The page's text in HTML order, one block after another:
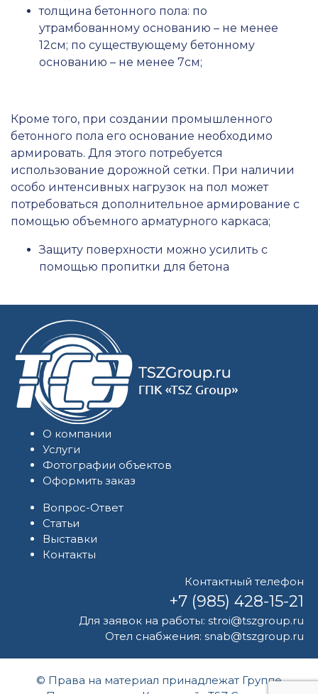
толщина бетонного пола: по
утрамбованному основанию – не менее
12см; по существующему бетонному
основанию – не менее 7см;
Кроме того, при создании промышленного
бетонного пола его основание необходимо
армировать. Для этого потребуется
использование дорожной сетки. При наличии
особо интенсивных нагрузок на пол может
потребоваться дополнительное армирование с
помощью объемного арматурного каркаса;
Защиту поверхности можно усилить с
помощью пропитки для бетона
О компании
Услуги
Фотографии объектов
Оформить заказ
Вопрос-Ответ
Статьи
Выставки
Контакты
Контактный телефон
+7 (985) 428-15-21
Для заявок на работы: stroi@tszgroup.ru
Отел снабжения: snab@tszgroup.ru
© Права на материал принадлежат Группе